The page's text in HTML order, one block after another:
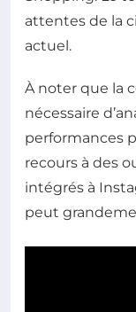
attentes de la
actuel.
À noter que la
nécessaire
performances
recours à des
intégrés à
peut